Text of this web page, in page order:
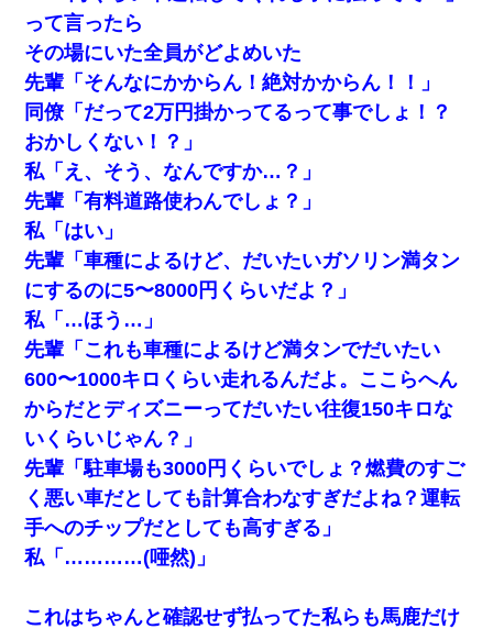
【衝撃】婚約者「兄と結婚はするけど嫁入りするわけじゃ
ない。お互い干渉はしないようにしましょう」→ その後に
結納金の話をしたので、母が・・・
三年働いてたパートを突然クビになった。しかし元職場の
主要取引先のトップが母方の叔父だったので…
私が遺産を相続。→それを知った義両親が「旅行代金を出
せ！」「リフォーム費用を負担しろ！」「金の管理は私達
がする！」と浅ましくも集りにきた。
父が他界→父のフリン相手『どうか相続を放棄して下さ
い、昔のことは謝ります。ごめんなさい…』私「お子さん
はフリン略奪婚って知ってるの？」相手『 』結果→
上司「何なの、この書類！！」私「あの‥」上司「今は私
が話してるの！」私「ですから」上司「黙って聞きなさ
い！」私「それは」上司「言い訳しない！」→結果ｗｗｗ
ｗｗ
【唖然】帰宅したら旦那のスポーツカーが消えていた。警
察『目立つし、すぐ見つかるかもしれません』→ 数時間
後・・警察『××さんご存じですか？』
なよ！」と言われて…
って言ったら
その場にいた全員がどよめいた
先輩「そんなにかからん！絶対かからん！！」
同僚「だって2万円掛かってるって事でしょ！？
おかしくない！？」
私「え、そう、なんですか…？」
先輩「有料道路使わんでしょ？」
私「はい」
先輩「車種によるけど、だいたいガソリン満タン
にするのに5〜8000円くらいだよ？」
私「…ほう…」
先輩「これも車種によるけど満タンでだいたい
600〜1000キロくらい走れるんだよ。ここらへん
からだとディズニーってだいたい往復150キロな
いくらいじゃん？」
先輩「駐車場も3000円くらいでしょ？燃費のすご
く悪い車だとしても計算合わなすぎだよね？運転
手へのチップだとしても高すぎる」
私「…………(唖然)」
これはちゃんと確認せず払ってた私らも馬鹿だけ